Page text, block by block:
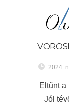
2024.
Eltűnt
Jól